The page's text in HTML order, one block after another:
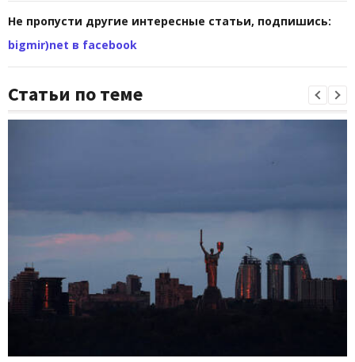
Не пропусти другие интересные статьи, подпишись:
bigmir)net в facebook
Статьи по теме